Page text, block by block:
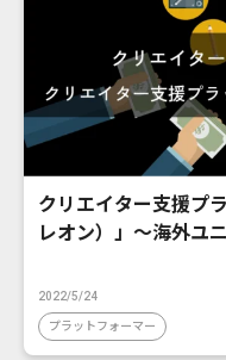
クリエイター支援プ
レオン）」〜海外ユ
2022/5/24
プラットフォーマー